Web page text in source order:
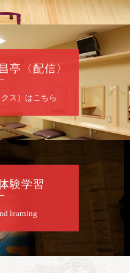
／桂かい枝※／けんたと
※／笑福亭三喬／桂米二
林家染団治／渡辺あきら
笑福亭松枝（※…配信は
あり
）
落語会 八月席
」「植木屋娘」ほか一席
」
2,500円
語会事務局 090-8126-
信あり
配信の
亭〈配信〉
ス）はこちら
験学習
learning